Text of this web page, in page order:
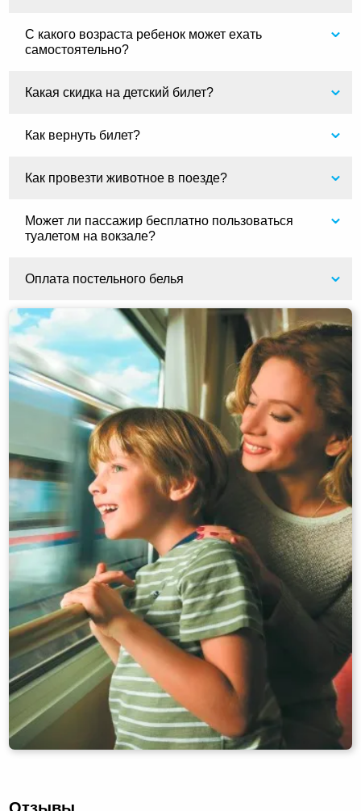
С какого возраста ребенок может ехать
самостоятельно?
Какая скидка на детский билет?
Как вернуть билет?
Как провезти животное в поезде?
Может ли пассажир бесплатно пользоваться
туалетом на вокзале?
Оплата постельного белья